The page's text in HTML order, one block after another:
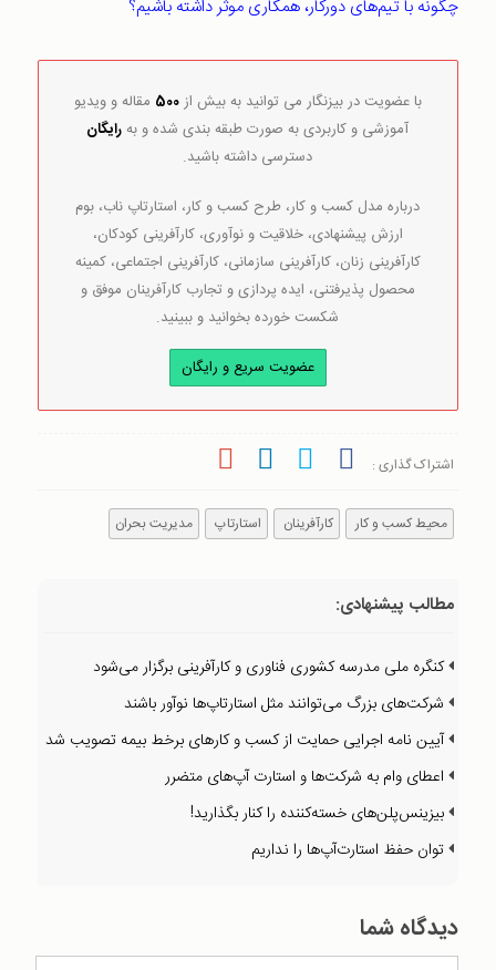
چگونه با تیم‌های دورکار، همکاری موثر داشته باشیم؟
با عضویت در بیزنگار می توانید به بیش از500 مقاله و ویدیو
آموزشی و کاربردی به صورت طبقه بندی شده و بهرایگان
دسترسی داشته باشید.
درباره مدل کسب و کار، طرح کسب و کار، استارتاپ ناب، بوم
ارزش پیشنهادی، خلاقیت و نوآوری، کارآفرینی کودکان،
کارآفرینی زنان، کارآفرینی سازمانی، کارآفرینی اجتماعی، کمینه
محصول پذیرفتنی، ایده پردازی و تجارب کارآفرینان موفق و
شکست خورده بخوانید و ببینید.
عضویت سریع و رایگان
اشتراک گذاری :
محیط کسب و کار کارآفرینان استارتاپ مدیریت بحران
مطالب پیشنهادی:
کنگره ملی مدرسه کشوری فناوری و کارآفرینی برگزار می‌شود
شرکت‌های بزرگ می‌توانند مثل استارتاپ‌ها نوآور باشند
آیین نامه اجرایی حمایت از کسب و کارهای برخط بیمه تصویب شد
اعطای وام به شرکت‌ها و استارت آپ‌های متضرر
بیزینس‌پلن‌های خسته‌کننده را کنار بگذاريد!
توان حفظ استارت‌آپ‌‌ها را نداریم
دیدگاه شما